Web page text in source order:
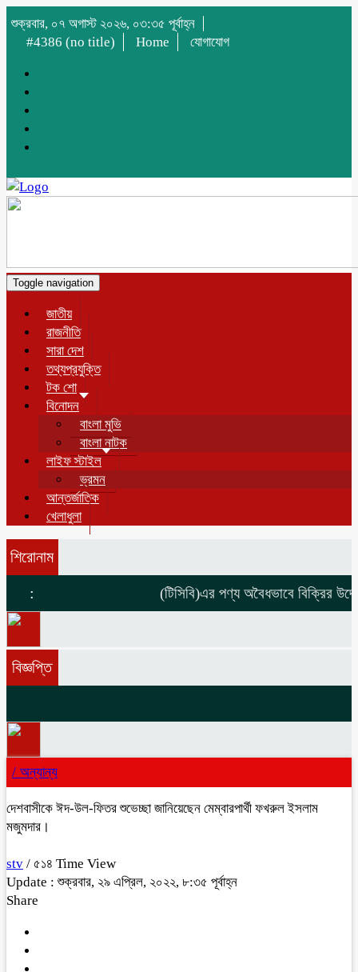
শুক্রবার, ০৭ অগাস্ট ২০২৬, ০৩:৩৫ পূর্বাহ্ন
#4386 (no title)
Home যোগাযোগ
Toggle navigation
জাতীয়
রাজনীতি
সারা দেশ
তথ্যপ্রযুক্তি
টক শো
বিনোদন
বাংলা মুভি
বাংলা নাটক
লাইফ স্টাইল
ভ্রমন
আন্তর্জাতিক
খেলাধুলা
শিরোনাম
: (টিসিবি)এর পণ্য অবৈধভাবে বিক্রির
বিজ্ঞপ্তি
/ অন্যান্য
দেশবাসীকে ঈদ-উল-ফিতর শুভেচ্ছা জানিয়েছেন মেম্বারপার্থী ফখরুল ইসলাম
মজুমদার।
stv / ৫১৪ Time View
Update : শুক্রবার, ২৯ এপ্রিল, ২০২২, ৮:৩৫ পূর্বাহ্ন
Share